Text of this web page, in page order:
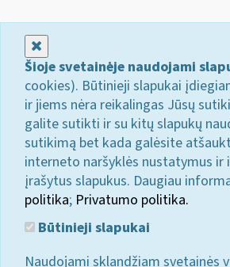
Šioje svetainėje naudojami
cookies). Būtinieji slapukai
ir jiems nėra reikalingas Jūsų
galite sutikti ir su kitų slapukų
sutikimą bet kada galėsite
interneto naršyklės nustatymus ir
įrašytus slapukus. Daugiau
politika; Privatumo politika.
Būtinieji slapukai
Naudojami sklandžiam svetainės